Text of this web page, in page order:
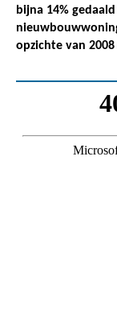
bijna 14%
opzichte van